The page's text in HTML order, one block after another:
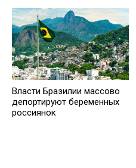
Власти Бразилии массово
депортируют беременных
россиянок